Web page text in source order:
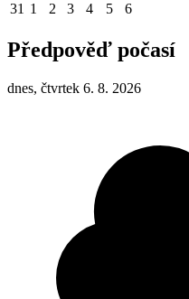
31 1 2 3 4 5 6
Předpověď počasí
dnes, čtvrtek 6. 8. 2026